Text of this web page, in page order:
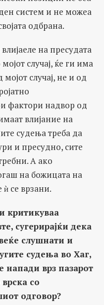
систем и не можеа
одбрана.
на пресудата
случај, ќе ги има
случај, не и од
фактори надвор од
влијание на
судења треба да
и пресудно, сите
А ако
на божицата на
се врзани.
критикуваа
сугерирајќи дека
слушнати и
судења во Хаг,
напади врз пазарот
со
одговор?